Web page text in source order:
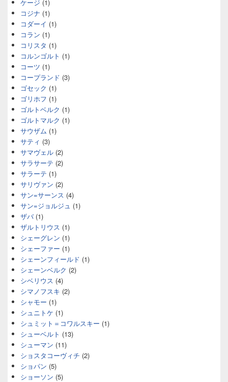
ケージ (1)
コジナ (1)
コダーイ (1)
コラン (1)
コリスタ (1)
コルンゴルト (1)
コーツ (1)
コープランド (3)
ゴセック (1)
ゴリホフ (1)
ゴルトベルク (1)
ゴルトマルク (1)
サウザム (1)
サティ (3)
サマヴェル (2)
サラサーテ (2)
サラーテ (1)
サリヴァン (2)
サン=サーンス (4)
サン=ジョルジュ (1)
ザバ(1)
ザルトリウス (1)
シェーグレン (1)
シェーファー (1)
シェーンフィールド (1)
シェーンベルク (2)
シベリウス (4)
シマノフスキ (2)
シャモー (1)
シュニトケ (1)
シュミット＝コワルスキー (1)
シューベルト (13)
シューマン (11)
ショスタコーヴィチ (2)
ショパン (5)
ショーソン (5)